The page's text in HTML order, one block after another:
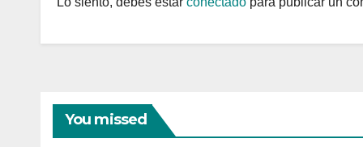
You missed